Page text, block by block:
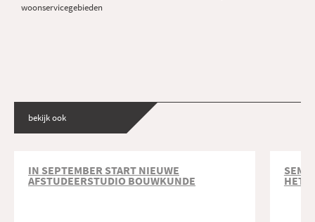
woonservicegebieden
bekijk ook
IN SEPTEMBER START NIEUWE
AFSTUDEERSTUDIO BOUWKUNDE HET